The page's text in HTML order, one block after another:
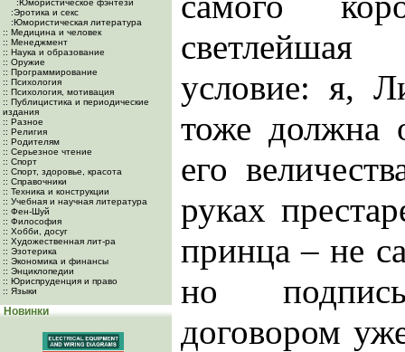
:Юмористическое фэнтези
:Эротика и секс
:Юмористическая литература
:: Медицина и человек
:: Менеджмент
:: Наука и образование
:: Оружие
:: Программирование
:: Психология
:: Психология, мотивация
:: Публицистика и периодические
издания
:: Разное
:: Религия
:: Родителям
:: Серьезное чтение
:: Спорт
:: Спорт, здоровье, красота
:: Справочники
:: Техника и конструкции
:: Учебная и научная литература
:: Фен-Шуй
:: Философия
:: Хобби, досуг
:: Художественная лит-ра
:: Эзотерика
:: Экономика и финансы
:: Энциклопедии
:: Юриспруденция и право
:: Языки
Новинки
условие: я,
тоже должна
его
руках
принца – не
но
договором